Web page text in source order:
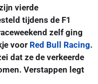
vierde
tijdens de F1
zelf ging
voor Red Bull Racing.
dat ze de verkeerde
Verstappen legt